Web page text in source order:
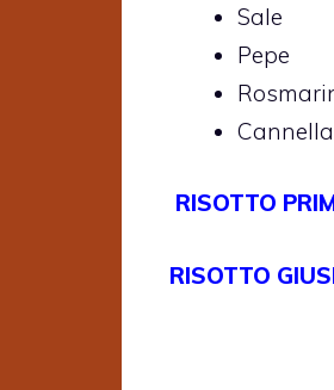
Sale
Pepe
Cannella
RISOTTO
RISOTTO